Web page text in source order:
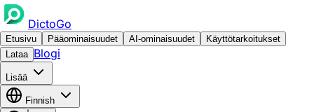
DictoGo
Etusivu Pääominaisuudet AI-ominaisuudet
Käyttötarkoitukset
Lataa Blogi
Lisää
Finnish